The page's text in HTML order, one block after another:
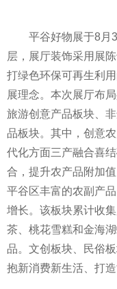
平谷好物展于8月
层，展厅装饰采用展
打绿色环保可再生利
展理念。本次展厅布
旅游创意产品板块、
品板块。其中，创意
代化方面三产融合喜
合，提升农产品附加
平谷区丰富的农副产
增长。该板块累计收
茶、桃花雪糕和金海
品。文创板块、民俗
抱新消费新生活、打